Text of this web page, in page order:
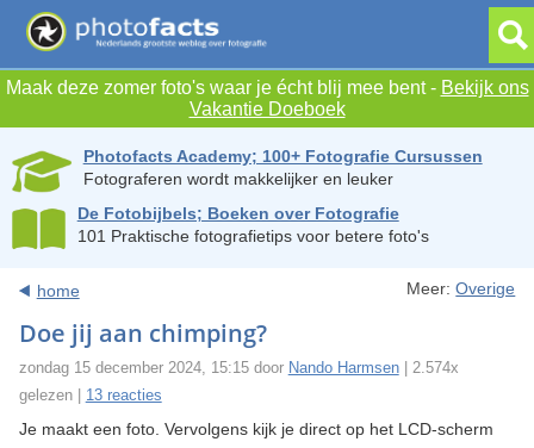
Maak deze zomer foto's waar je écht blij mee bent - Bekijk ons
Vakantie Doeboek
Photofacts Academy; 100+ Fotografie Cursussen
Fotograferen wordt makkelijker en leuker
De Fotobijbels; Boeken over Fotografie
101 Praktische fotografietips voor betere foto's
home Meer:Overige
Doe jij aan chimping?
zondag 15 december 2024, 15:15 door Nando Harmsen| 2.574x
gelezen | 13 reacties
Je maakt een foto. Vervolgens kijk je direct op het LCD-scherm